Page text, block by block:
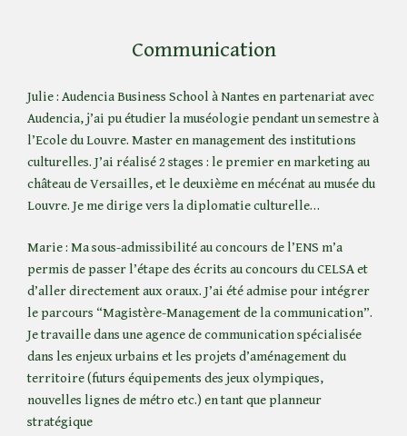
Communication
Julie : Audencia Business School à Nantes en partenariat avec
Audencia, j’ai pu étudier la muséologie pendant un semestre à
l’Ecole du Louvre. Master en management des institutions
culturelles. J’ai réalisé 2 stages : le premier en marketing au
château de Versailles, et le deuxième en mécénat au musée du
Louvre. Je me dirige vers la diplomatie culturelle…
Marie : Ma sous-admissibilité au concours de l’ENS m’a
permis de passer l’étape des écrits au concours du CELSA et
d’aller directement aux oraux. J’ai été admise pour intégrer
le parcours “Magistère-Management de la communication”.
Je travaille dans une agence de communication spécialisée
dans les enjeux urbains et les projets d’aménagement du
territoire (futurs équipements des jeux olympiques,
nouvelles lignes de métro etc.) en tant que planneur
stratégique